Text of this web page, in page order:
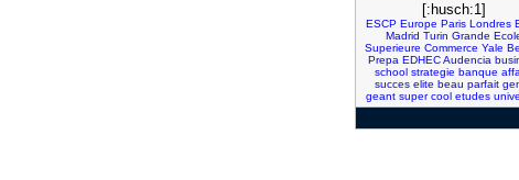
[:husch:1]
ESCP Europe Paris Londres
Madrid Turin Grande
Superieure Commerce Yale
Prepa EDHECAudencia
school strategie banque
succes elite beau parfait
geant super cool etudes